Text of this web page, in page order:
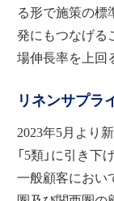
る形で施策の標
発にもつなげる
場伸長率を上回
リネンサプラ
2023年5月より
「5類」に引き
一般顧客におい